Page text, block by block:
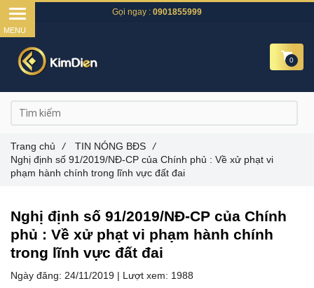
Nghị định số 91/2019/NĐ-CP của Chính
phủ : Về xử phạt vi phạm hành chính
trong lĩnh vực đất đai
Ngày đăng: 24/11/2019 | Lượt xem: 1988
Trang chủ / TIN NÓNG BĐS
/
Nghị định số 91/2019/NĐ-CP của Chính phủ : Về xử phạt vi
phạm hành chính trong lĩnh vực đất đai
Gọi ngay : 0901855999
0